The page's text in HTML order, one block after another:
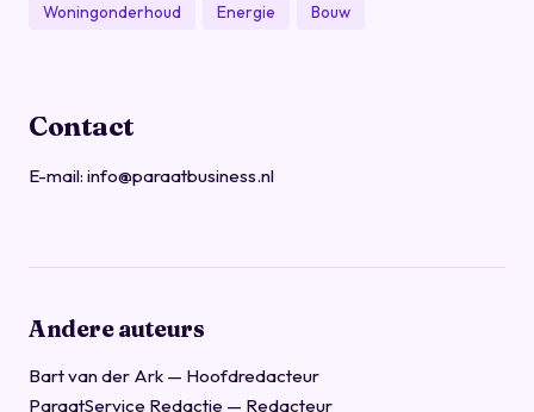
Woningonderhoud Energie Bouw
Contact
E-mail: info@paraatbusiness.nl
Andere auteurs
Bart van der Ark — Hoofdredacteur
ParaatService Redactie — Redacteur